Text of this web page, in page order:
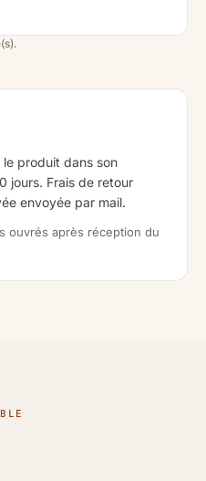
le produit dans son
jours. Frais de retour
envoyée par mail.
ouvrés après réception du